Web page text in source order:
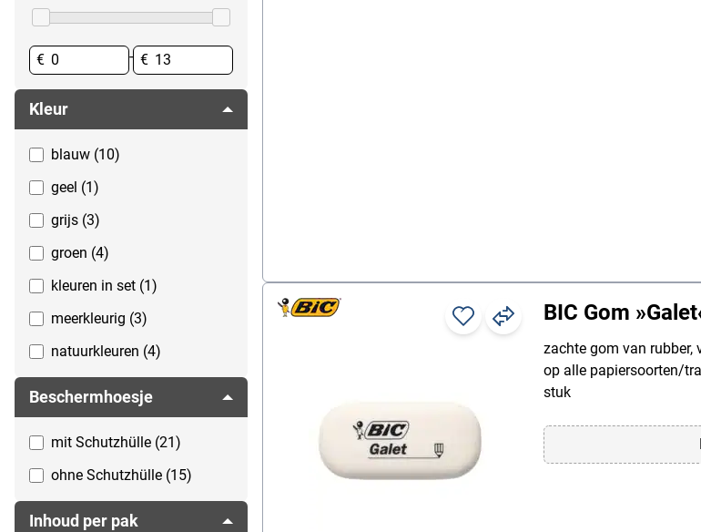
Pelikan (9)
STAEDTLER (8)
uni-ball (1)
€ - €
Kleur
blauw (10)
geel (1)
grijs (3)
groen (4)
kleuren in set (1)
meerkleurig (3)
natuurkleuren (4)
rood (1)
roze (4)
transparant (2)
turkoois (1)
Beschermhoesje
mit Schutzhülle (21)
ohne Schutzhülle (15)
Inhoud per pak
BIC Gom
zachte gom van rubber,
op alle papiersoorten/
stuk